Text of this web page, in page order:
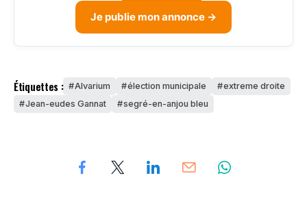
Je publie mon annonce →
Étiquettes : Alvarium élection municipale
extreme droite
Jean-eudes Gannat
segré-en-anjou bleu